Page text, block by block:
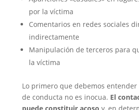
por la víctima
Comentarios en redes sociales
indirectamente
Manipulación de terceros para
la víctima
Lo primero que debemos
de conducta no es inocua. El